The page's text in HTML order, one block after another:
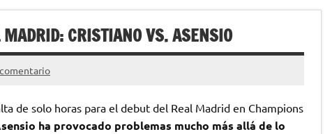
CRISTIANO VS. ASENSIO
de solo horas para el debut del Real Madrid en Champions
ha provocado problemas mucho más allá de lo